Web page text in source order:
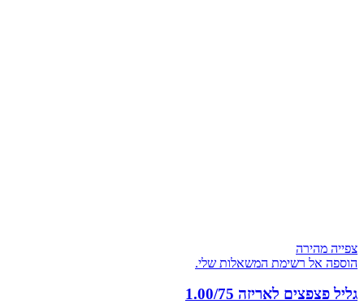
צפייה מהירה
הוספה אל רשימת המשאלות שלי.
גליל פצפצים לאריזה 1.00/75